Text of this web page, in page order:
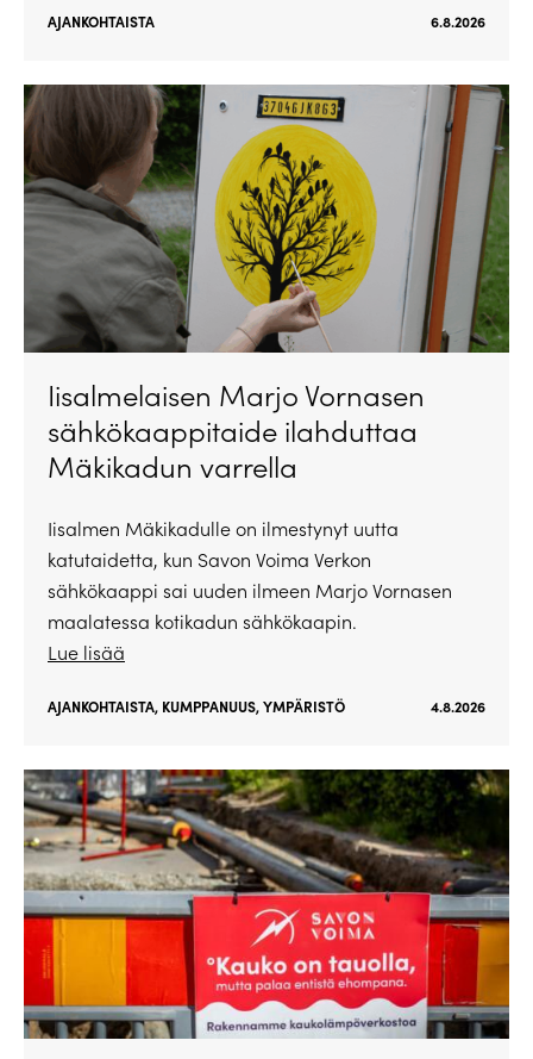
AJANKOHTAISTA 6.8.2026
Iisalmelaisen Marjo Vornasen
sähkökaappitaide ilahduttaa
Mäkikadun varrella
Iisalmen Mäkikadulle on ilmestynyt uutta
katutaidetta, kun Savon Voima Verkon
sähkökaappi sai uuden ilmeen Marjo Vornasen
maalatessa kotikadun sähkökaapin.
Lue lisää
AJANKOHTAISTA, KUMPPANUUS,YMPÄRISTÖ 4.8.2026